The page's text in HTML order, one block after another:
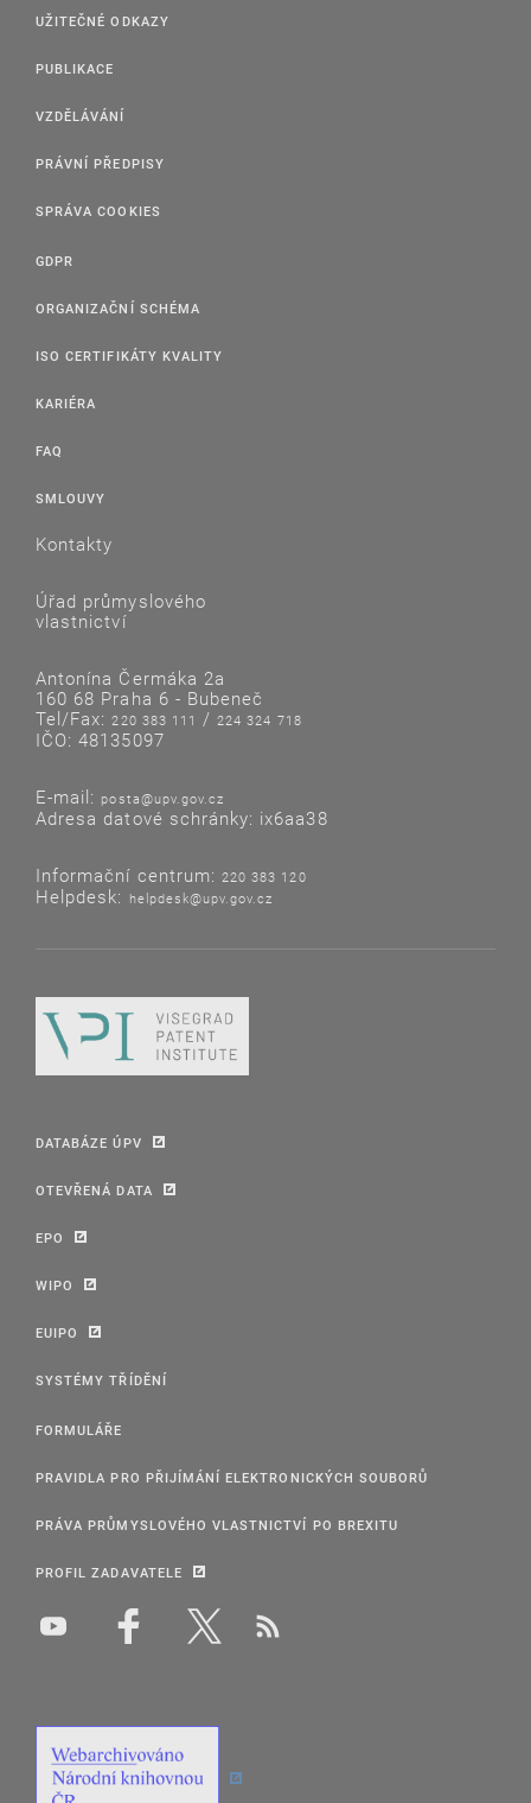
UŽITEČNÉ ODKAZY
PUBLIKACE
VZDĚLÁVÁNÍ
PRÁVNÍ PŘEDPISY
SPRÁVA COOKIES
GDPR
ORGANIZAČNÍ SCHÉMA
ISO CERTIFIKÁTY KVALITY
KARIÉRA
FAQ
SMLOUVY
Kontakty
Úřad průmyslového
vlastnictví
Antonína Čermáka 2a
160 68 Praha 6 - Bubeneč
Tel/Fax:220 383 111 /224 324 718
IČO: 48135097
E-mail: posta@upv.gov.cz
Adresa datové schránky: ix6aa38
Informační centrum: 220 383 120
Helpdesk: helpdesk@upv.gov.cz
DATABÁZE ÚPV
OTEVŘENÁ DATA
EPO
WIPO
EUIPO
SYSTÉMY TŘÍDĚNÍ
FORMULÁŘE
PRAVIDLA PRO PŘIJÍMÁNÍ ELEKTRONICKÝCH SOUBORŮ
PRÁVA PRŮMYSLOVÉHO VLASTNICTVÍ PO BREXITU
PROFIL ZADAVATELE